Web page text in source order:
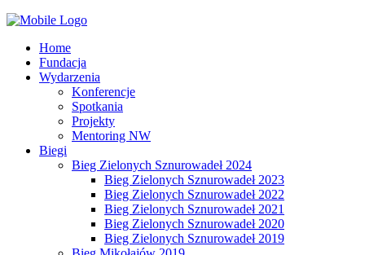
Home
Fundacja
Wydarzenia
Konferencje
Spotkania
Projekty
Mentoring NW
Biegi
Bieg Zielonych Sznurowadeł 2024
Bieg Zielonych Sznurowadeł 2023
Bieg Zielonych Sznurowadeł 2022
Bieg Zielonych Sznurowadeł 2021
Bieg Zielonych Sznurowadeł 2020
Bieg Zielonych Sznurowadeł 2019